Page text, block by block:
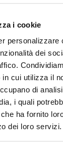
i cookie
personalizzare
dei
in cui utilizza il
di
i quali
ha fornito
dei loro servizi.
cultura –